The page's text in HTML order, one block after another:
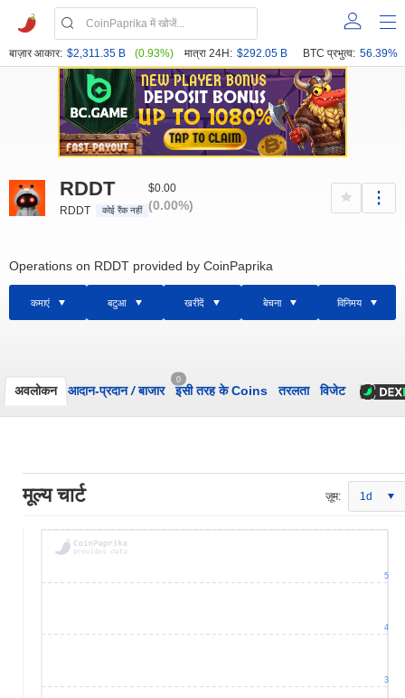
बाज़ार आकार: $2,311.35 B (0.93%) मात्रा 24H: $292.05 B BTC प्रभुत्व: 56.39%
RDDT
RDDT कोई रैंक नहीं
$0.00
(0.00%)
Operations on RDDT provided by CoinPaprika
कमाएं बटुआ खरीदें बेचना विनिमय
अवलोकन आदान-प्रदान/बाजार
0
इसी तरह के Coins तरलता विजेट
मूल्य चार्ट ज़ूम: 1d
3
4
5